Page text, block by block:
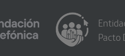
Pacto